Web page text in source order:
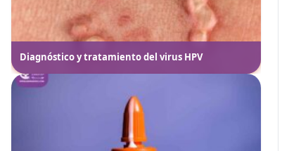
Diagnóstico y tratamiento del virus HPV